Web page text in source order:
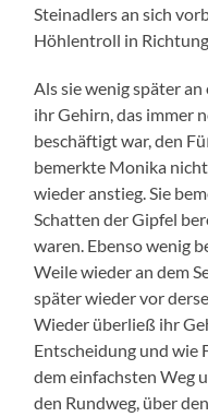
Steinadlers an sich
Höhlentroll in
Als sie wenig später
ihr Gehirn, das immer
beschäftigt war, den
bemerkte Monika
wieder anstieg. Sie
Schatten der Gipfel
waren. Ebenso wenig
Weile wieder an dem
später wieder vor
Wieder überließ ihr
Entscheidung und wie
dem einfachsten Weg
den Rundweg, über